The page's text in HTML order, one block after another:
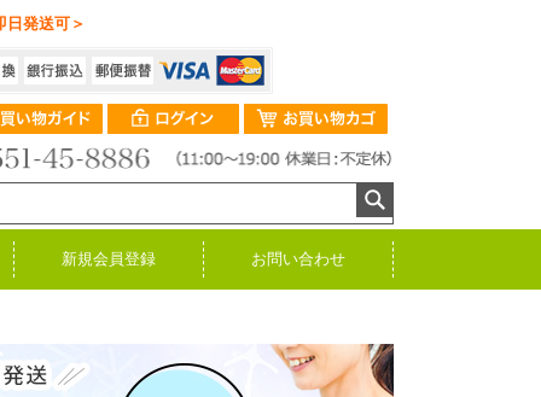
日発送可＞
新規会員登録 お問い合わせ